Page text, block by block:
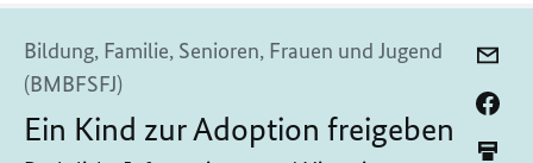
Bildung, Familie, Senioren, Frauen und Jugend
(BMBFSFJ)
Ein Kind zur Adoption freigeben